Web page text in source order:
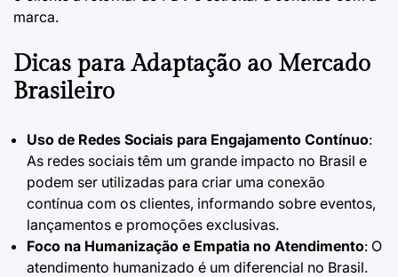
marca.
Dicas para Adaptação ao Mercado
Brasileiro
Uso de Redes Sociais para Engajamento Contínuo:
As redes sociais têm um grande impacto no Brasil e
podem ser utilizadas para criar uma conexão
contínua com os clientes, informando sobre eventos,
lançamentos e promoções exclusivas.
Foco na Humanização e Empatia no Atendimento: O
atendimento humanizado é um diferencial no Brasil.